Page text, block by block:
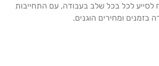
לסייע לכל בכל שלב בעבודה, עם התחייבות
בזמנים ומחירים הוגנים.